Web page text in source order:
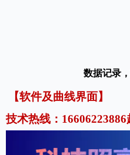
数据记录
【软件及曲线界面】
技术热线：16606223886